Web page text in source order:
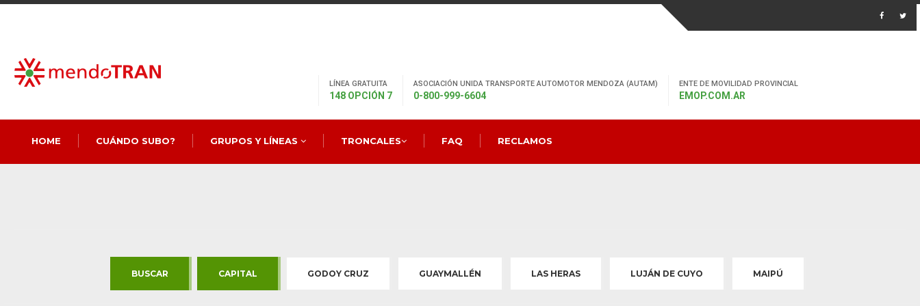
LÍNEA GRATUITA
148 OPCIÓN 7
ASOCIACIÓN UNIDA TRANSPORTE AUTOMOTOR MENDOZA (AUTAM)
0-800-999-6604
ENTE DE MOVILIDAD PROVINCIAL
EMOP.COM.AR
HOME CUÁNDO SUBO? GRUPOS Y LÍNEAS TRONCALES FAQ RECLAMOS
BUSCAR CAPITAL GODOY CRUZ GUAYMALLÉN LAS HERAS LUJÁN DE CUYO MAIPÚ